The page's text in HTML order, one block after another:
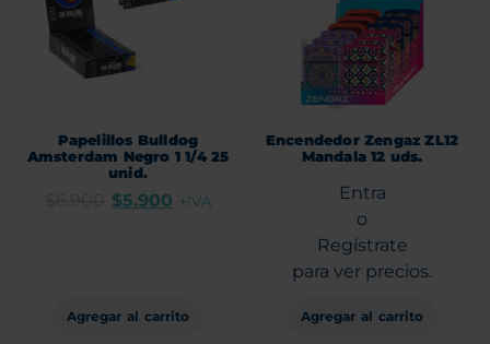
Papelillos Bulldog
Amsterdam Negro 1 1/4 25
unid.
$5.900 +IVA
Agregar al carrito
Encendedor Zengaz ZL12
Mandala 12 uds.
Entra
o
Regístrate
para ver precios.
Agregar al carrito